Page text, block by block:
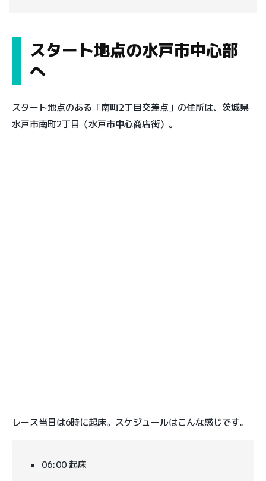
スタート地点の水戸市中心部
へ
スタート地点のある「南町2丁目交差点」の住所は、茨城県
水戸市南町2丁目（水戸市中心商店街）。
レース当日は6時に起床。スケジュールはこんな感じです。
06:00 起床